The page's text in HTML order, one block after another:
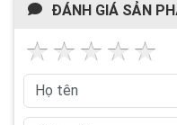
ĐÁNH GIÁ SẢN